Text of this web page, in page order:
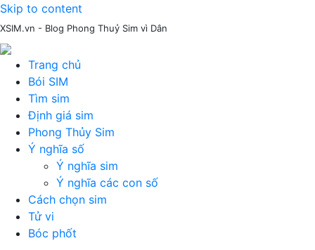
Skip to content
XSIM.vn - Blog Phong Thuỷ Sim vì Dân
Trang chủ
Bói SIM
Tìm sim
Định giá sim
Phong Thủy Sim
Ý nghĩa số
Ý nghĩa sim
Ý nghĩa các con số
Cách chọn sim
Tử vi
Bóc phốt